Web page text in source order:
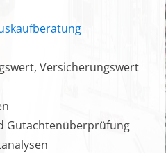
Versicherungswert
Gutachtenüberprüfung